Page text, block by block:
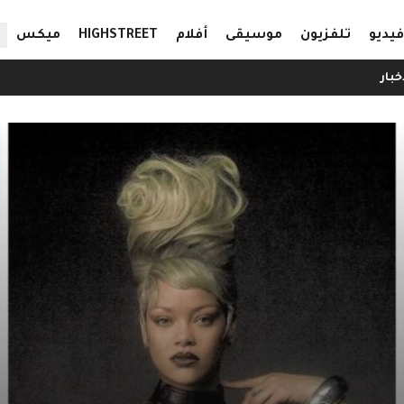
فيديو تلفزيون موسيقى أفلام HIGHSTREET ميكس